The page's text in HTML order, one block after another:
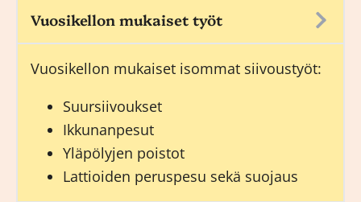
Vuosikellon mukaiset työt
Vuosikellon mukaiset isommat siivoustyöt:
Suursiivoukset
Ikkunanpesut
Yläpölyjen poistot
Lattioiden peruspesu sekä suojaus